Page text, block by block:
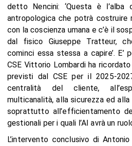
detto Nencini: ‘Questa è l’alba
antropologica che potrà costruire
con la coscienza umana e c’è il
dal fisico Giuseppe Tratteur,
cominci essa stessa a capire’. E’
CSE Vittorio Lombardi ha
previsti dal CSE per il 2025-
centralità del cliente,
multicanalità, alla sicurezza ed
soprattutto all’efficientamento
gestionali per i quali l’AI avrà un
L’intervento conclusivo di